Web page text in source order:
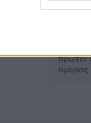
πρώτοι
ημέρας